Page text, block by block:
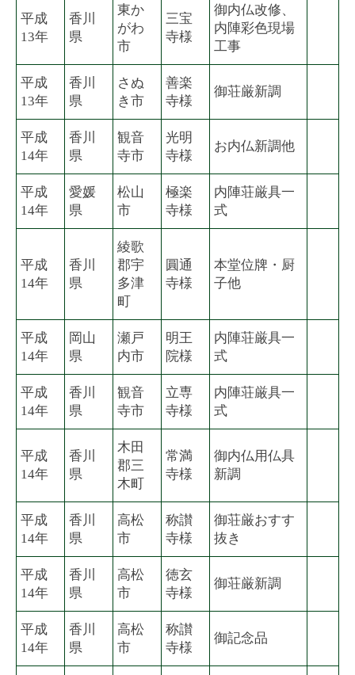
平成
13年
香川
県
東か
がわ
市
三宝
寺様
御内仏改修、
内陣彩色現場
工事
平成
13年
香川
県
さぬ
き市
善楽
寺様
御荘厳新調
平成
14年
香川
県
観音
寺市
光明
寺様
お内仏新調他
平成
14年
愛媛
県
松山
市
極楽
寺様
内陣荘厳具一
式
平成
14年
香川
県
綾歌
郡宇
多津
町
圓通
寺様
本堂位牌・厨
子他
平成
14年
岡山
県
瀬戸
内市
明王
院様
内陣荘厳具一
式
平成
14年
香川
県
観音
寺市
立専
寺様
内陣荘厳具一
式
平成
14年
香川
県
木田
郡三
木町
常満
寺様
御内仏用仏具
新調
平成
14年
香川
県
高松
市
称讃
寺様
御荘厳おすす
抜き
平成
14年
香川
県
高松
市
徳玄
寺様
御荘厳新調
平成
14年
香川
県
高松
市
称讃
寺様
御記念品